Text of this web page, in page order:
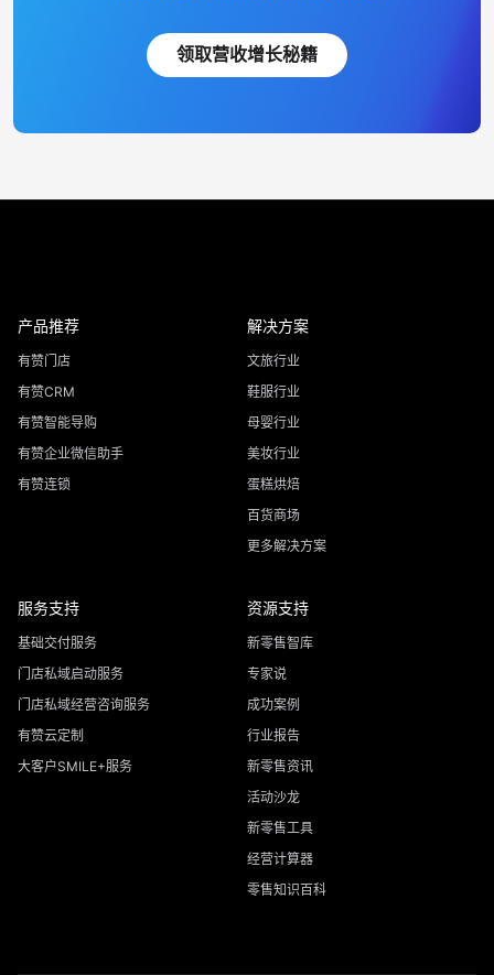
领取营收增长秘籍
产品推荐
有赞门店
有赞CRM
有赞智能导购
有赞企业微信助手
有赞连锁
解决方案
文旅行业
鞋服行业
母婴行业
美妆行业
蛋糕烘焙
百货商场
更多解决方案
服务支持
基础交付服务
门店私域启动服务
门店私域经营咨询服务
有赞云定制
大客户SMILE+服务
资源支持
新零售智库
专家说
成功案例
行业报告
新零售资讯
活动沙龙
新零售工具
经营计算器
零售知识百科